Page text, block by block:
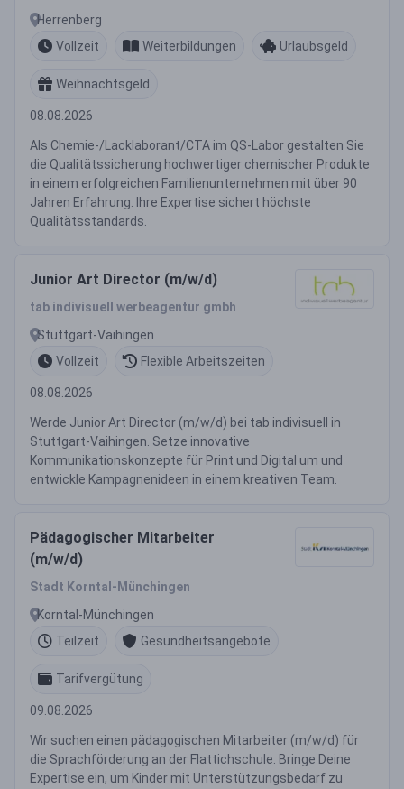
Herrenberg
Vollzeit
Weiterbildungen Urlaubsgeld
Weihnachtsgeld
08.08.2026
Als Chemie-/Lacklaborant/CTA im QS-Labor gestalten Sie
die Qualitätssicherung hochwertiger chemischer Produkte
in einem erfolgreichen Familienunternehmen mit über 90
Jahren Erfahrung. Ihre Expertise sichert höchste
Qualitätsstandards.
Junior Art Director (m/w/d)
tab indivisuell werbeagentur gmbh
Stuttgart-Vaihingen
Vollzeit
Flexible Arbeitszeiten
08.08.2026
Werde Junior Art Director (m/w/d) bei tab indivisuell in
Stuttgart-Vaihingen. Setze innovative
Kommunikationskonzepte für Print und Digital um und
entwickle Kampagnenideen in einem kreativen Team.
Pädagogischer Mitarbeiter
(m/w/d)
Stadt Korntal-Münchingen
Korntal-Münchingen
Teilzeit
Gesundheitsangebote
Tarifvergütung
09.08.2026
Wir suchen einen pädagogischen Mitarbeiter (m/w/d) für
die Sprachförderung an der Flattichschule. Bringe Deine
Expertise ein, um Kinder mit Unterstützungsbedarf zu